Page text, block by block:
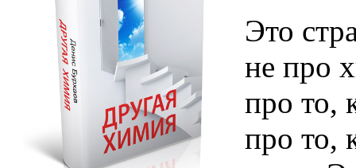
Это
не про
про то,
про то,